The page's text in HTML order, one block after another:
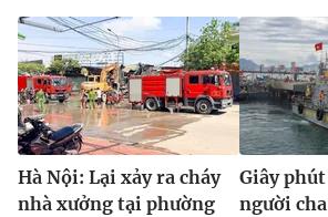
Hà Nội: Lại xảy ra cháy
nhà xưởng tại phường
Giây phút
người